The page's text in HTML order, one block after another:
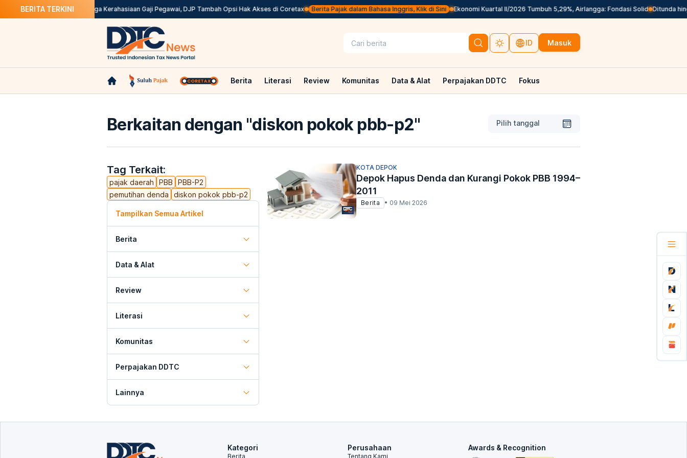
BERITA TERKINI
Seleksi Administrasi Jaga Kerahasiaan Gaji Pegawai, DJP Tambah Opsi Hak Akses di Coretax Berita Pajak dalam Bahasa Inggris, Klik di Sini Ekonomi Kuartal II/2026 Tumbuh 5,29%, Airlangga: Fondasi Solid Ditunda
ID Masuk
Berita Literasi Review Komunitas Data & Alat Perpajakan DDTC Fokus
Berkaitan dengan "diskon pokok pbb-p2" Pilih tanggal
Tag Terkait:
pajak daerah PBB
PBB-P2
pemutihan denda
diskon pokok pbb-p2
Tampilkan Semua Artikel
Berita
Data & Alat
Review
Literasi
Komunitas
Perpajakan DDTC
Lainnya
KOTA DEPOK
Depok Hapus Denda dan Kurangi Pokok PBB 1994–
2011
Berita • 09 Mei 2026
Kategori
Berita
Perusahaan
Tentang Kami
Awards & Recognition